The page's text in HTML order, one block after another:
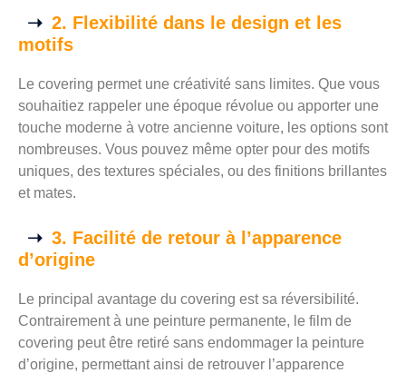
2. Flexibilité dans le design et les
motifs
Le covering permet une créativité sans limites. Que vous
souhaitiez rappeler une époque révolue ou apporter une
touche moderne à votre ancienne voiture, les options sont
nombreuses. Vous pouvez même opter pour des motifs
uniques, des textures spéciales, ou des finitions brillantes
et mates.
3. Facilité de retour à l’apparence
d’origine
Le principal avantage du covering est sa réversibilité.
Contrairement à une peinture permanente, le film de
covering peut être retiré sans endommager la peinture
d’origine, permettant ainsi de retrouver l’apparence